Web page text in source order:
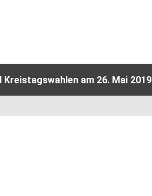
am 26. Mai 2019